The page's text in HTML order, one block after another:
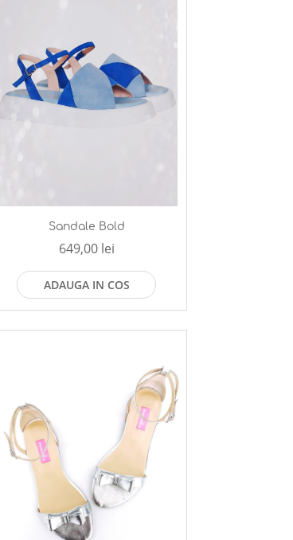
Sandale Bold
649,00 lei
ADAUGA IN COS